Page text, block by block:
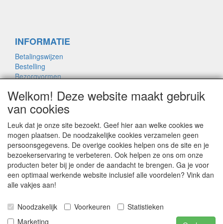
INFORMATIE
Betalingswijzen
Bestelling
Bezorgvormen
Framemaat
OVER ONS
Contact
Garantie
Privacyverklaring
Voorwaarden
Bikeshopnicodegroot.nl: Wijzigingen in prijs of
model voorbehouden, alle prijzen zijn inclusief
Welkom! Deze website maakt gebruik
van cookies
Leuk dat je onze site bezoekt. Geef hier aan welke cookies we
mogen plaatsen. De noodzakelijke cookies verzamelen geen
persoonsgegevens. De overige cookies helpen ons de site en je
bezoekerservaring te verbeteren. Ook helpen ze ons om onze
producten beter bij je onder de aandacht te brengen. Ga je voor
een optimaal werkende website inclusief alle voordelen? Vink dan
alle vakjes aan!
Noodzakelijk Voorkeuren
Statistieken
Marketing